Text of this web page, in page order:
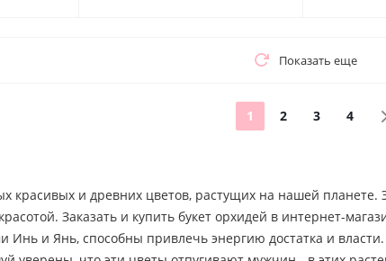
Показать еще
1 2 3 4
красивых и древних цветов, растущих на нашей
Заказать и купить букет орхидей в интернет-
Инь и Янь, способны привлечь энергию достатка и